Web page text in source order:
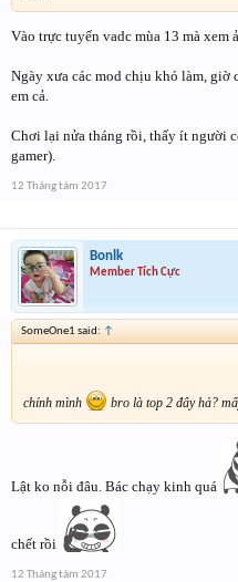
Vào trực tuyến vadc mùa 13 mà xem
Ngày xưa các mod chịu khó làm, giờ
em cả.
Chơi lại nửa tháng rồi, thấy ít người
gamer).
12 Tháng tám 2017
Bonlk
Member Tích Cực
SomeOne1 said: ↑
chính mình bro là top 2 đây hả?
Lật ko nỗi đâu. Bác chạy kinh quá
chết rồi
12 Tháng tám 2017